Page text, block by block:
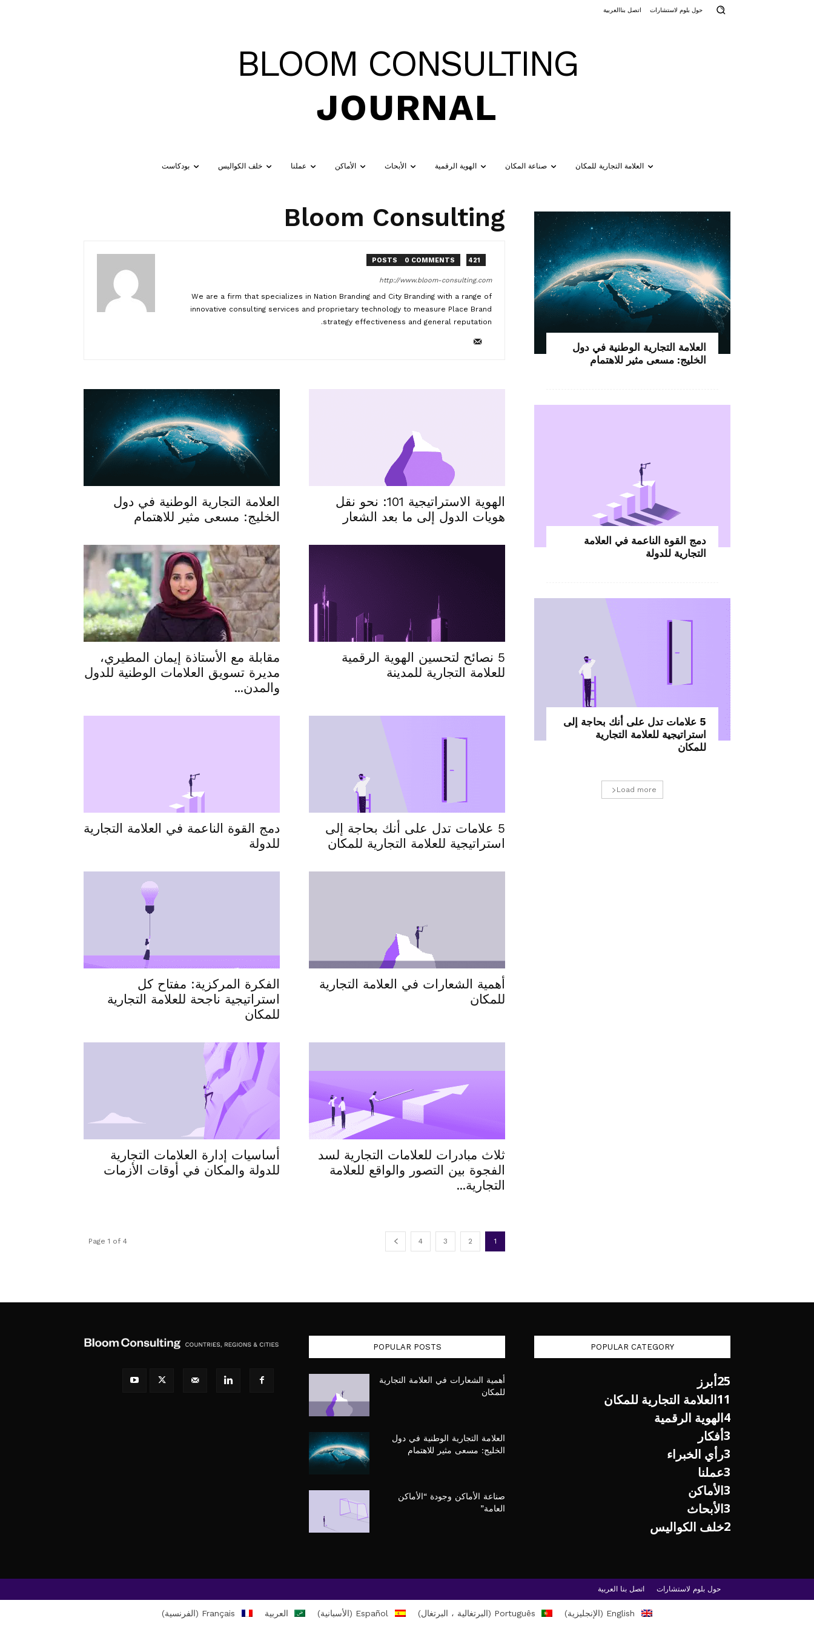
حول بلوم لاستشارات اتصل بناالعربية
BLOOM CONSULTING
JOURNAL
العلامة التجارية للمكان صناعة المكان الهوية الرقمية الأبحاث الأماكن عملنا خلف الكواليس بودكاست
Bloom Consulting
421 POSTS
0 COMMENTS
http://www.bloom-consulting.com
We are a firm that specializes in Nation Branding and City Branding with a range of
innovative consulting services and proprietary technology to measure Place Brand
strategy effectiveness and general reputation.
العلامة التجارية الوطنية في دول
الخليج: مسعى مثير للاهتمام
الهوية الاستراتيجية 101: نحو نقل
هويات الدول إلى ما بعد الشعار
مقابلة مع الأستاذة إيمان المطيري،
مديرة تسويق العلامات الوطنية للدول
والمدن...
5 نصائح لتحسين الهوية الرقمية
للعلامة التجارية للمدينة
دمج القوة الناعمة في العلامة التجارية
للدولة
5 علامات تدل على أنك بحاجة إلى
استراتيجية للعلامة التجارية للمكان
الفكرة المركزية: مفتاح كل
استراتيجية ناجحة للعلامة التجارية
للمكان
أهمية الشعارات في العلامة التجارية
للمكان
أساسيات إدارة العلامات التجارية
للدولة والمكان في أوقات الأزمات
ثلاث مبادرات للعلامات التجارية لسد
الفجوة بين التصور والواقع للعلامة
التجارية...
1
2
3
4
Page 1 of 4
العلامة التجارية الوطنية في دول
الخليج: مسعى مثير للاهتمام
دمج القوة الناعمة في العلامة
التجارية للدولة
5 علامات تدل على أنك بحاجة إلى
استراتيجية للعلامة التجارية
للمكان
Load more
POPULAR POSTS
أهمية الشعارات في العلامة التجارية
للمكان
العلامة التجارية الوطنية في دول
الخليج: مسعى مثير للاهتمام
صناعة الأماكن وجودة “الأماكن
العامة”
POPULAR CATEGORY
أبرز25
العلامة التجارية للمكان11
الهوية الرقمية4
أفكار3
رأي الخبراء3
عملنا3
الأماكن3
الأبحاث3
خلف الكواليس2
حول بلوم لاستشارات اتصل بنا العربية
English
(الإنجليزية)
Português
(البرتغالية ، البرتغال)
Español
(الأسبانية) العربية Français
(الفرنسية)